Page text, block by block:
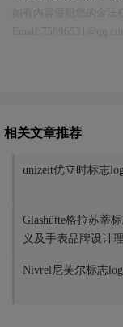
相关文章推荐
unizeit优立时标志
Glashütte格拉苏蒂
义及手表品牌设计
Nivrel尼芙尔标志